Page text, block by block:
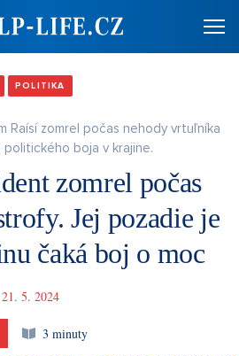
POLITIKA
Raísí zomrel počas nehody vrtuľníka
boja v krajine.
zomrel počas
Jej pozadie je
čaká boj o moc
21. 5. 2024
3 minuty